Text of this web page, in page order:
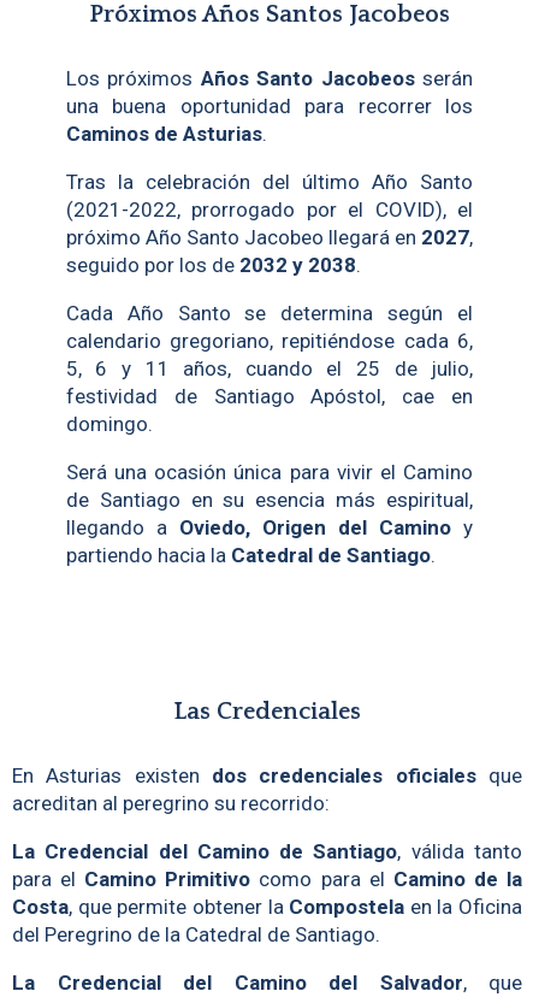
Próximos Años Santos Jacobeos
Los próximos Años Santo Jacobeosserán
una buena oportunidad para recorrer los
Caminos de Asturias.
Tras la celebración del último Año Santo
(2021-2022, prorrogado por el COVID), el
próximo Año Santo Jacobeo llegará en 2027,
seguido por los de 2032 y 2038.
Cada Año Santo se determina según el
calendario gregoriano, repitiéndose cada 6,
5, 6 y 11 años, cuando el 25 de julio,
festividad de Santiago Apóstol, cae en
domingo.
Será una ocasión única para vivir el Camino
de Santiago en su esencia más espiritual,
llegando a Oviedo, Origen del Camino y
partiendo hacia la Catedral de Santiago.
Las Credenciales
En Asturias existen dos credenciales oficialesque
acreditan al peregrino su recorrido:
La Credencial del Camino de Santiago, válida tanto
para el Camino Primitivo como para el Camino de la
Costa, que permite obtener la Compostela en la Oficina
del Peregrino de la Catedral de Santiago.
La Credencial del Camino del Salvador, que